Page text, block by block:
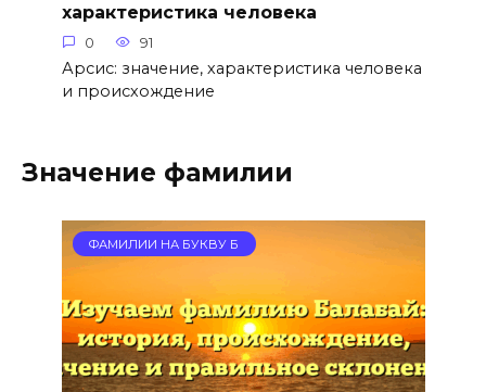
характеристика человека
0 91
Арсис: значение, характеристика человека
и происхождение
Значение фамилии
ФАМИЛИИ НА БУКВУ Б